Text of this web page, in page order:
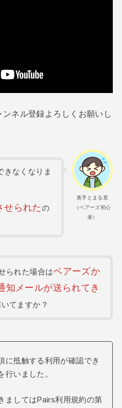
ネル登録よろしくお願いし
奥手とまる君
（ペアーズ初心
者）
きなくなりま
せられたの
られた場合はペアーズか
知メールが送られてき
てますか？
に抵触する利用が確認でき
行いました。
ましてはPairs利用規約の第